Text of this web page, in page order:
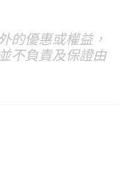
的優惠或權益，
不負責及保證由